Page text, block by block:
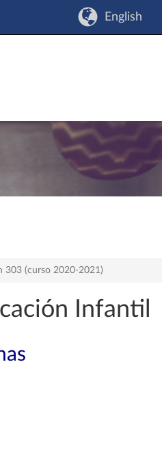
English
303 (curso 2020-2021)
Infantil